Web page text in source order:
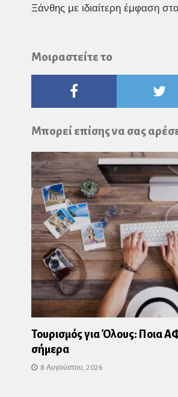
Ξάνθης με ιδιαίτερη έμφαση
Μοιραστείτε το
Μπορεί επίσης να σας
Τουρισμός για Όλους: Ποια
σήμερα
8 Αυγούστου, 2026